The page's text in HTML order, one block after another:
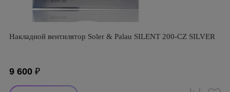
Накладной вентилятор Soler & Palau SILENT 200-CZ SILVER
9 600 ₽